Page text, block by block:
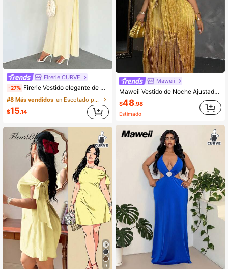
Firerie CURVE
-27% Firerie Vestido elegante de color crema amarillo con espalda descubierta y cintura anudada, adecuado para verano, otoño, uso diario, vacaciones, fiestas, graduación y vuelta al colegio
#8 Más vendidos
en Escotado por detrás Vestidos De Talla Grande
$15.14
9
Maweii
Maweii Vestido de Noche Ajustado con Cuello Halter y Borlas Amarillo para Tallas Grandes
$48.98
Estimado